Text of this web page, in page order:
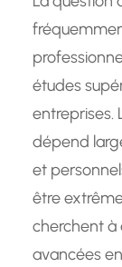
études
entreprises.
dépend
et
être
cherchent à
avancées